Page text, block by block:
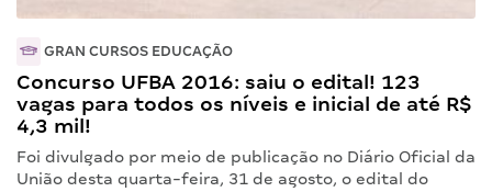
GRAN CURSOS EDUCAÇÃO
Concurso UFBA 2016: saiu o edital! 123
vagas para todos os níveis e inicial de até R$
4,3 mil!
Foi divulgado por meio de publicação no Diário Oficial da
União desta quarta-feira, 31 de agosto, o edital do